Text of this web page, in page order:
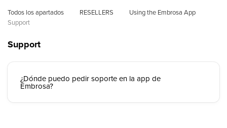
Todos los apartados RESELLERS
Using the Embrosa App
Support
Support
¿Dónde puedo pedir soporte en la app de
Embrosa?